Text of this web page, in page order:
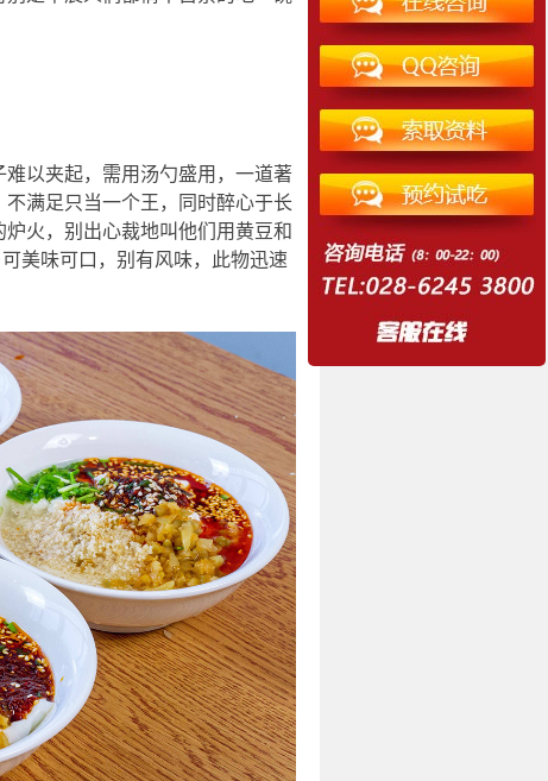
以夹起，需用汤勺盛用，一道著
满足只当一个王，同时醉心于长
火，别出心裁地叫他们用黄豆和
美味可口，别有风味，此物迅速